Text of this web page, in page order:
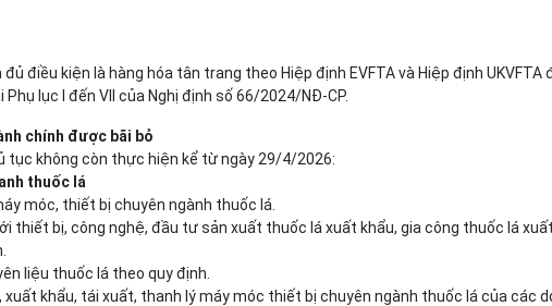
đủ điều kiện là hàng hóa tân trang theo Hiệp định EVFTA và Hiệp định UKVFTA
Phụ lục I đến VII của Nghị định số 66/2024/NĐ-CP.
chính được bãi bỏ
tục không còn thực hiện kể từ ngày 29/4/2026:
thuốc lá
móc, thiết bị chuyên ngành thuốc lá.
thiết bị, công nghệ, đầu tư sản xuất thuốc lá xuất khẩu, gia công thuốc lá
liệu thuốc lá theo quy định.
khẩu, tái xuất, thanh lý máy móc thiết bị chuyên ngành thuốc lá của các